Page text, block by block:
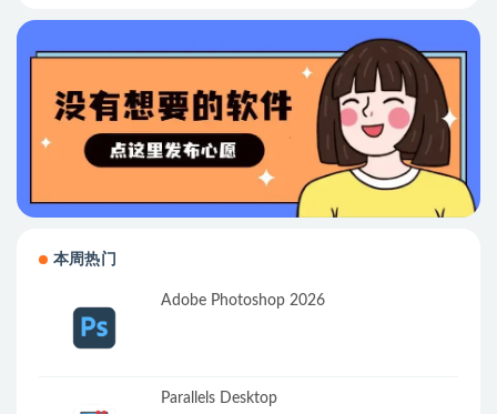
本周热门
Adobe Photoshop 2026
Parallels Desktop